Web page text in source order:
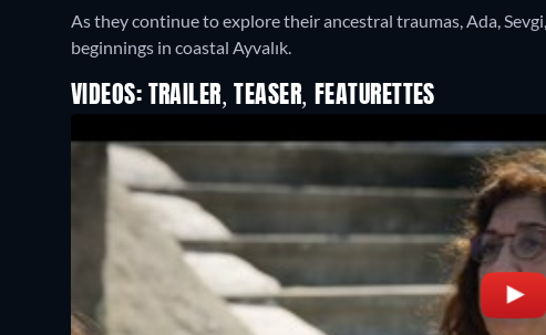
As they continue to explore their ancestral traumas, Ada,
beginnings in coastal Ayvalık.
VIDEOS: TRAILER, TEASER, FEATURETTES